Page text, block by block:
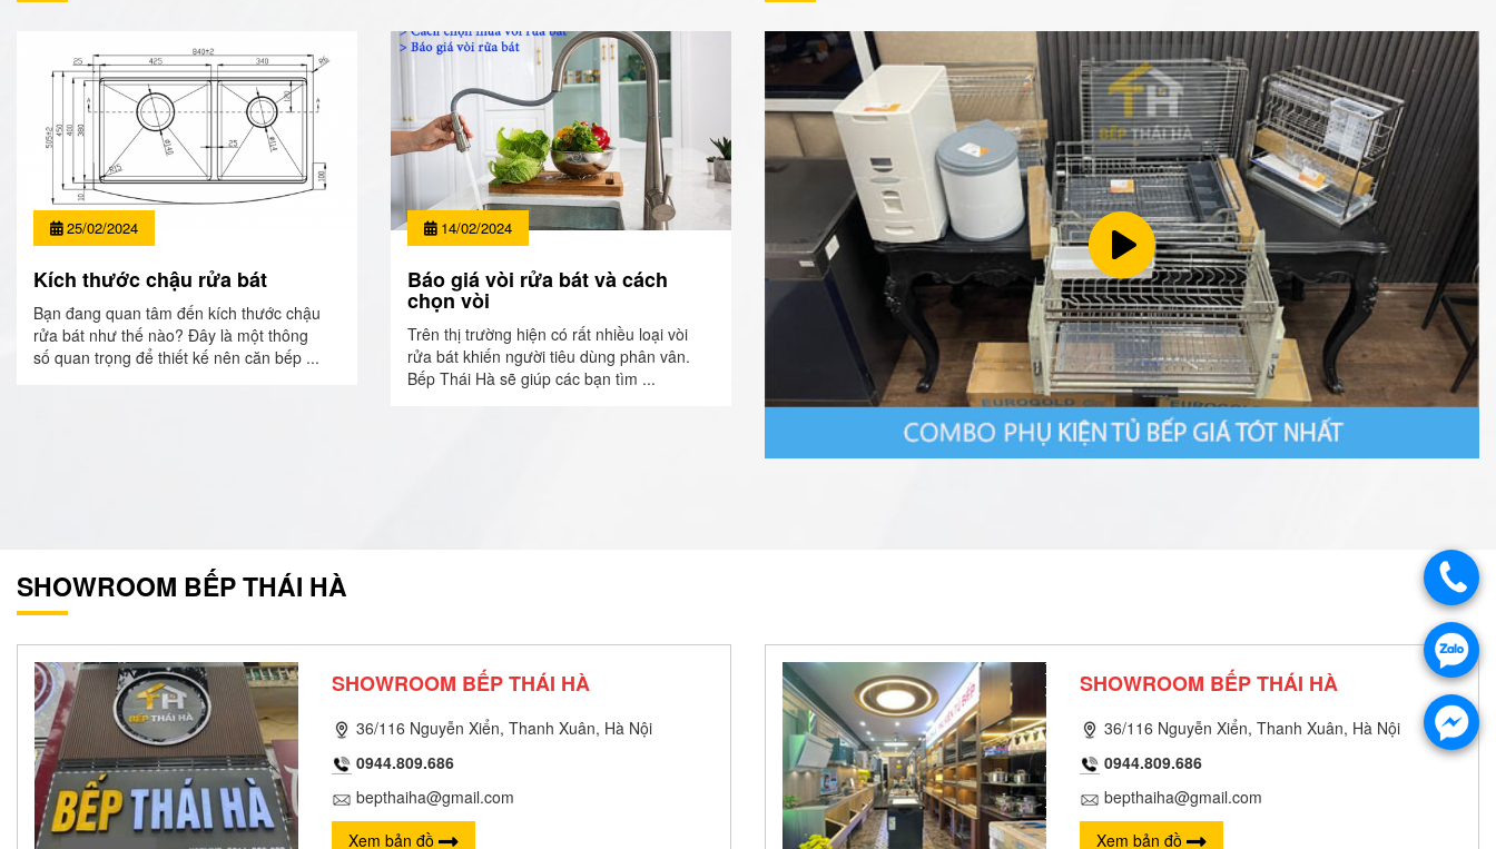
25/02/2024
Kích thước chậu rửa bát
Bạn đang quan tâm đến kích thước chậu
rửa bát như thế nào? Đây là một thông
số quan trọng để thiết kế nên căn bếp ...
14/02/2024
Báo giá vòi rửa bát và cách
chọn vòi
Trên thị trường hiện có rất nhiều loại vòi
rửa bát khiến người tiêu dùng phân vân.
Bếp Thái Hà sẽ giúp các bạn tìm ...
SHOWROOM BẾP THÁI HÀ
SHOWROOM BẾP THÁI HÀ
36/116 Nguyễn Xiển, Thanh Xuân, Hà Nội
0944.809.686
bepthaiha@gmail.com
Xem bản đồ
SHOWROOM BẾP THÁI HÀ
36/116 Nguyễn Xiển, Thanh Xuân, Hà Nội
0944.809.686
bepthaiha@gmail.com
Xem bản đồ